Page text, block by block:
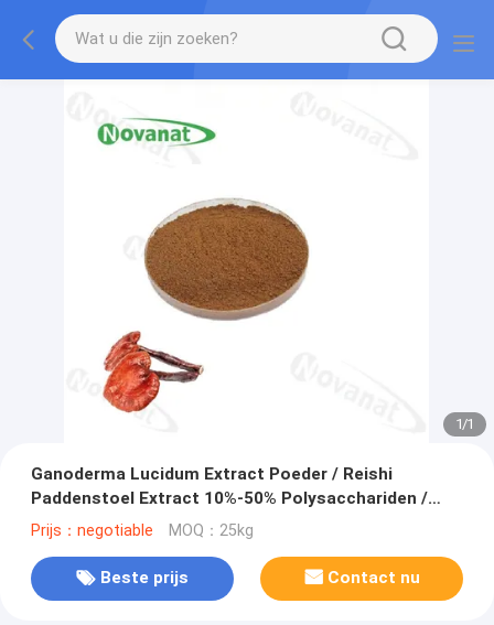
1/1
Ganoderma Lucidum Extract Poeder / Reishi
Paddenstoel Extract 10%-50% Polysacchariden /
Allergeenvrij
Prijs：negotiable MOQ：25kg
Beste prijs Contact nu